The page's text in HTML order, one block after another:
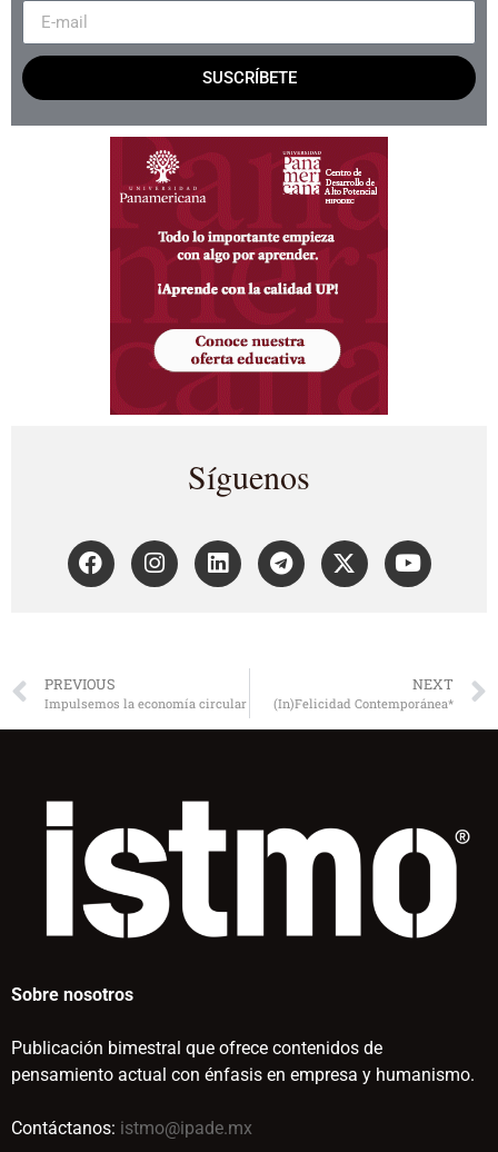
SUSCRÍBETE
Síguenos
PREVIOUS
Impulsemos la economía circular
NEXT
(In)Felicidad Contemporánea*
Sobre nosotros
Publicación bimestral que ofrece contenidos de
pensamiento actual con énfasis en empresa y humanismo.
Contáctanos: istmo@ipade.mx